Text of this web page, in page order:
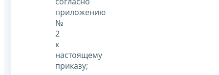
приложению
№
2
к
настоящему
приказу;